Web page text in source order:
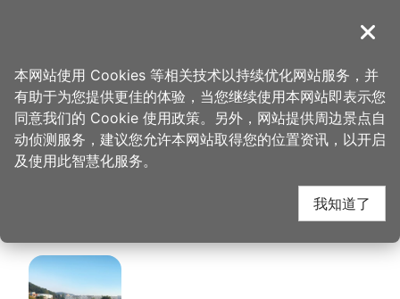
導覽
首页 > 想去的地方 > 美食、购物 > 大方兰州拉面馆
大方兰州拉面馆 周边景
点
关闭
本网站使用 Cookies 等相关技术以持续优化网站服务，并
有助于为您提供更佳的体验，当您继续使用本网站即表示您
同意我们的 Cookie 使用政策。另外，网站提供周边景点自
动侦测服务，建议您允许本网站取得您的位置资讯，以开启
及使用此智慧化服务。
我知道了